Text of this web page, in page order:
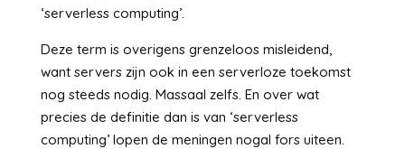
‘serverless computing’.
Deze term is overigens grenzeloos misleidend,
want servers zijn ook in een serverloze toekomst
nog steeds nodig. Massaal zelfs. En over wat
precies de definitie dan is van ‘serverless
computing’ lopen de meningen nogal fors uiteen.